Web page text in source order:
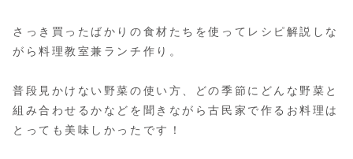
さっき買ったばかりの食材たちを使ってレシピ解説しな
がら料理教室兼ランチ作り。
普段見かけない野菜の使い方、どの季節にどんな野菜と
組み合わせるかなどを聞きながら古民家で作るお料理は
とっても美味しかったです！